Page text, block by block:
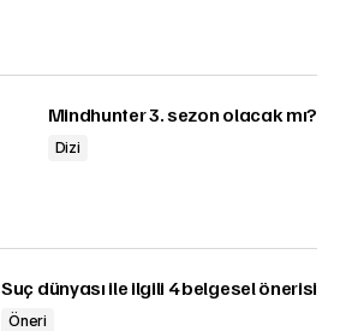
Mindhunter 3. sezon olacak mı?
Dizi
Suç dünyası ile ilgili 4 belgesel önerisi
Öneri